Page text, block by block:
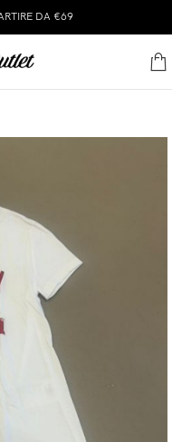
DA €69